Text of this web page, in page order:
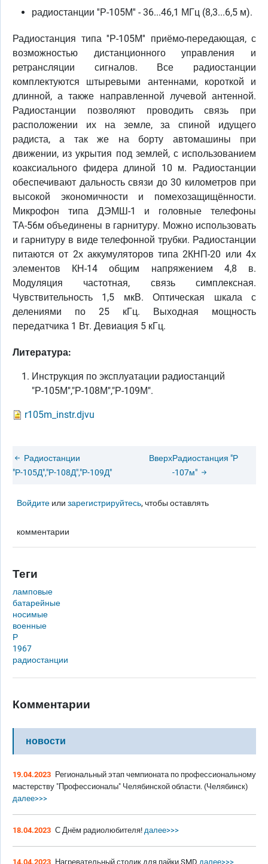
радиостанции ''Р-105М'' - 36...46,1 МГц (8,3...6,5 м).
Радиостанция типа ''Р-105М'' приёмо-передающая, с
возможностью дистанционного управления и
ретрансляции сигналов. Все радиостанции
комплектуются штыревыми антеннами, короткой и
длинной, а также направленной лучевой антенной.
Радиостанции позволяют проводить связь при
расположении их на земле, за спиной идущего
радиста, а так же на борту автомашины при
движении, из укрытия под землей, с использованием
коаксиального фидера длиной 10 м. Радиостанции
обеспечивают дальность связи до 30 километров при
высокой экономичности и помехозащищённости.
Микрофон типа ДЭМШ-1 и головные телефоны
ТА-56м объединены в гарнитуру. Можно использовать
и гарнитуру в виде телефонной трубки. Радиостанции
питаются от 2х аккумуляторов типа 2КНП-20 или 4х
элементов КН-14 общим напряжением 4,8 в.
Модуляция частотная, связь симплексная.
Чувствительность 1,5 мкВ. Оптическая шкала с
делениями по 25 кГц. Выходная мощность
передатчика 1 Вт. Девиация 5 кГц.
Литература:
Инструкция по эксплуатации радиостанций
"Р-105М","Р-108М","Р-109М".
r105m_instr.djvu
Радиостанции
"Р-105Д","Р-108Д","Р-109Д"
ВверхРадиостанция "Р
-107м"
Войдите илизарегистрируйтесь, чтобы оставлять
комментарии
Теги
ламповые
батарейные
носимые
военные
Р
1967
радиостанции
Комментарии
новости
19.04.2023 Региональный этап чемпионата по профессиональному
мастерству "Профессионалы" Челябинской области. (Челябинск)
далее>>>
18.04.2023 С Днём радиолюбителя! далее>>>
14.04.2023 Нагревательный столик для пайки SMD далее>>>